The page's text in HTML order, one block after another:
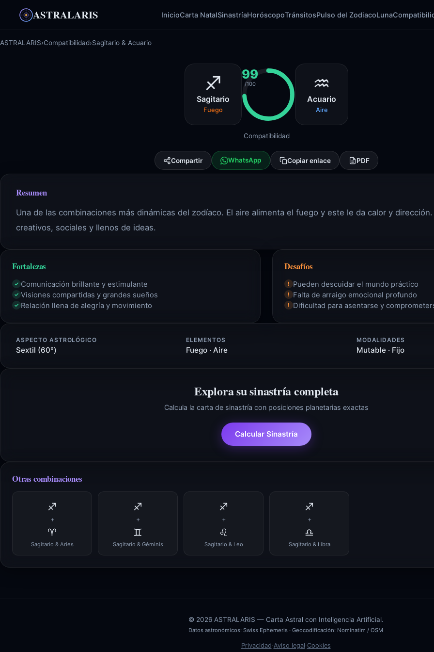
ASTRALARIS InicioCarta NatalSinastríaHoróscopoTránsitosPulso del ZodiacoLuna
ASTRALARIS›Compatibilidad›Sagitario & Acuario
♐
Sagitario
Fuego
99
/100 ♒
Acuario
Aire
Compatibilidad
Compartir WhatsApp Copiar enlace PDF
Resumen
Una de las combinaciones más dinámicas del zodíaco. El aire alimenta el fuego y este le da calor y
creativos, sociales y llenos de ideas.
Fortalezas
✓ Comunicación brillante y estimulante
✓ Visiones compartidas y grandes sueños
✓ Relación llena de alegría y movimiento
Desafíos
! Pueden descuidar el mundo práctico
! Falta de arraigo emocional profundo
! Dificultad para asentarse y
ASPECTO ASTROLÓGICO
Sextil (60°)
ELEMENTOS
Fuego · Aire
MODALIDADES
Mutable · Fijo
Explora su sinastría completa
Calcula la carta de sinastría con posiciones planetarias exactas
Calcular Sinastría
Otras combinaciones
♐
+
♈
Sagitario & Aries
♐
+
♊
Sagitario & Géminis
♐
+
♌
Sagitario & Leo
♐
+
♎
Sagitario & Libra
© 2026 ASTRALARIS — Carta Astral con Inteligencia Artificial.
Datos astronómicos: Swiss Ephemeris · Geocodificación: Nominatim / OSM
Privacidad·Aviso legal·Cookies